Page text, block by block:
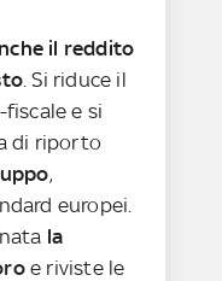
il reddito
. Si riduce il
e si
di riporto
,
europei.
la
e riviste le